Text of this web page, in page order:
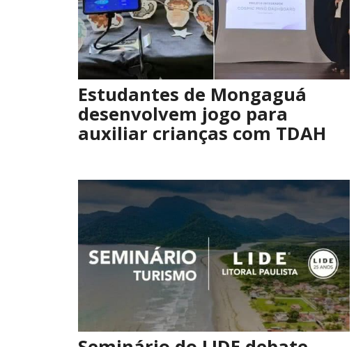
Estudantes de Mongaguá
desenvolvem jogo para
auxiliar crianças com TDAH